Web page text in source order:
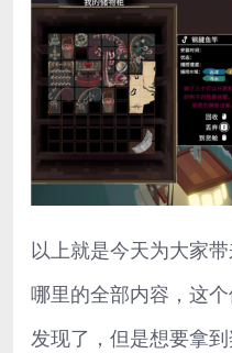
以上就是今天为大家
哪里的全部内容，这
发现了，但是想要拿